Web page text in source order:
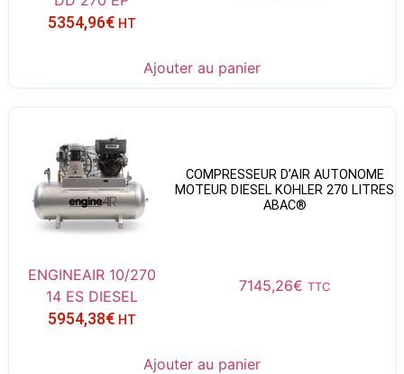
5354,96€ HT
Ajouter au panier
COMPRESSEUR D’AIR AUTONOME
MOTEUR DIESEL KOHLER 270 LITRES
ABAC®
ENGINEAIR 10/270
14 ES DIESEL
7145,26€ TTC
5954,38€ HT
Ajouter au panier